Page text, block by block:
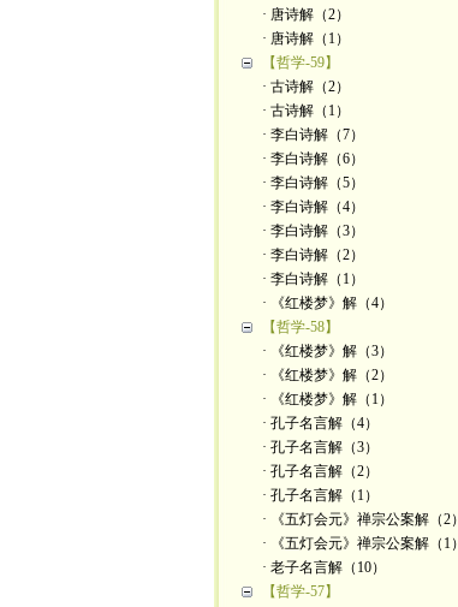
· 唐诗解（2）
· 唐诗解（1）
【哲学-59】
· 古诗解（2）
· 古诗解（1）
· 李白诗解（7）
· 李白诗解（6）
· 李白诗解（5）
· 李白诗解（4）
· 李白诗解（3）
· 李白诗解（2）
· 李白诗解（1）
· 《红楼梦》解（4）
【哲学-58】
· 《红楼梦》解（3）
· 《红楼梦》解（2）
· 《红楼梦》解（1）
· 孔子名言解（4）
· 孔子名言解（3）
· 孔子名言解（2）
· 孔子名言解（1）
· 《五灯会元》禅宗公案解（2）
· 《五灯会元》禅宗公案解（1）
· 老子名言解（10）
【哲学-57】